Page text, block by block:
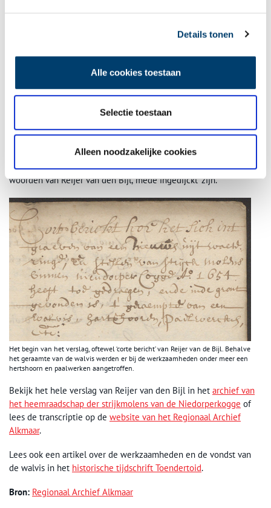
Details tonen
Alle cookies toestaan
Selectie toestaan
Alleen noodzakelijke cookies
spleten’. Of anders was het misschien ten tijde van de (Bijbelse)
Ook nu is niet meer te achterhalen hoe en wanneer de walvis
precies bij Lutjewinkel belandde. Was het vele duizenden jaren
geleden of misschien in de middeleeuwen, toen de zee
regelmatig vrij spel had in de Noordkop? In ieder geval moet de
walvis er gestrand zijn, om vervolgens onder een laag
aangeslibde grond te verdwijnen. Vanaf het midden van de
dertiende eeuw beschermde de Westfriese Omringdijk het land
tegen de dreiging van de zee. Daarmee moet de walvis, in de
woorden van Reijer van den Bijl, ‘mede ingedijckt’ zijn.
Het begin van het verslag, oftewel ‘corte bericht’ van Reijer van de Bijl. Behalve
het geraamte van de walvis werden er bij de werkzaamheden onder meer een
hertshoorn en paalwerken aangetroffen.
Bekijk het hele verslag van Reijer van den Bijl in het archief van
het heemraadschap der strijkmolens van de Niedorperkogge of
lees de transcriptie op de website van het Regionaal Archief
Alkmaar.
Lees ook een artikel over de werkzaamheden en de vondst van
de walvis in het historische tijdschrift Toendertoid.
Bron: Regionaal Archief Alkmaar